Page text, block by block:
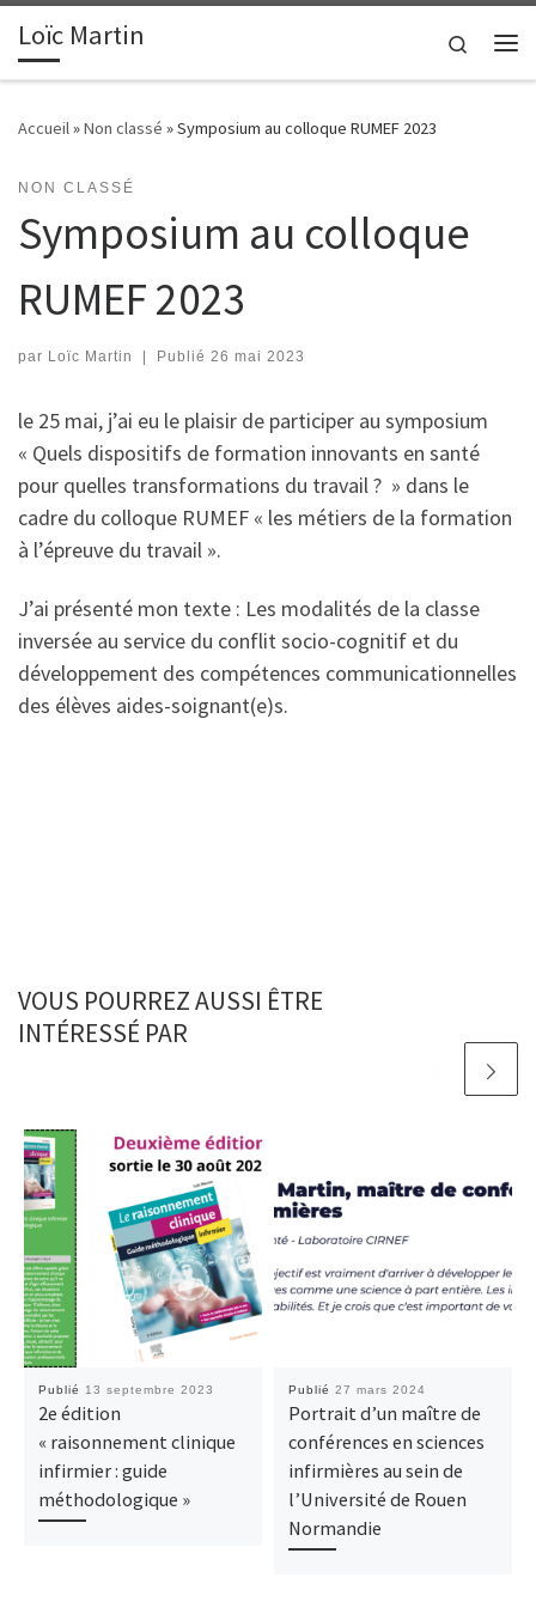
Passer au contenu
Loïc Martin
Search
Accueil»Non classé »Symposium au colloque RUMEF 2023
NON CLASSÉ
Symposium au colloque
RUMEF 2023
par Loïc Martin | Publié 26 mai 2023
le 25 mai, j’ai eu le plaisir de participer au symposium
« Quels dispositifs de formation innovants en santé
pour quelles transformations du travail ? » dans le
cadre du colloque RUMEF « les métiers de la formation
à l’épreuve du travail ».
J’ai présenté mon texte : Les modalités de la classe
inversée au service du conflit socio-cognitif et du
développement des compétences communicationnelles
des élèves aides-soignant(e)s.
VOUS POURREZ AUSSI ÊTRE
INTÉRESSÉ PAR
Publié 13 septembre 2023
2e édition
« raisonnement clinique
infirmier : guide
méthodologique »
Publié 27 mars 2024
Portrait d’un maître de
conférences en sciences
infirmières au sein de
l’Université de Rouen
Normandie